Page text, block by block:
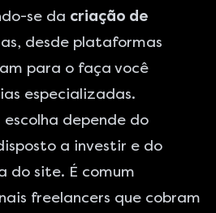
se da criação de
desde plataformas
para o faça você
especializadas.
depende do
a investir e do
do site. É comum
freelancers que cobram